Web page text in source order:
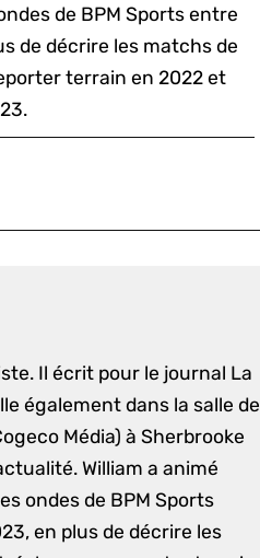
de BPM Sports entre
de décrire les matchs de
terrain en 2022 et
Il écrit pour le journal La
également dans la salle de
Média) à Sherbrooke
William a animé
ondes de BPM Sports
en plus de décrire les